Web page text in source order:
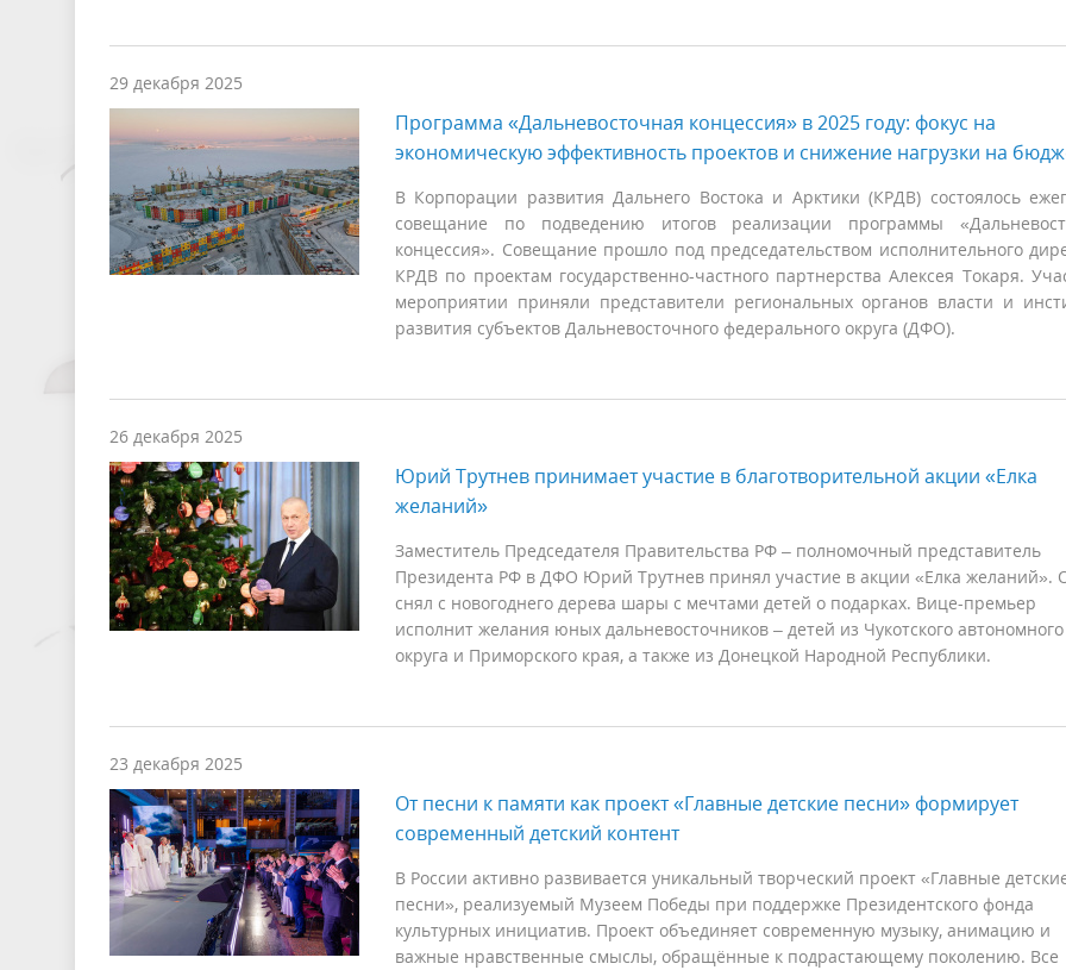
29 декабря 2025
Программа «Дальневосточная концессия» в 2025 году: фокус на
экономическую эффективность проектов и снижение нагрузки на
В Корпорации развития Дальнего Востока и Арктики (КРДВ) состоялось
совещание по подведению итогов реализации программы
концессия». Совещание прошло под председательством исполнительного
КРДВ по проектам государственно-частного партнерства Алексея Токаря.
мероприятии приняли представители региональных органов власти и
развития субъектов Дальневосточного федерального округа (ДФО).
26 декабря 2025
Юрий Трутнев принимает участие в благотворительной акции «Елка
желаний»
Заместитель Председателя Правительства РФ – полномочный представитель
Президента РФ в ДФО Юрий Трутнев принял участие в акции «Елка желаний».
снял с новогоднего дерева шары с мечтами детей о подарках. Вице-премьер
исполнит желания юных дальневосточников – детей из Чукотского автономного
округа и Приморского края, а также из Донецкой Народной Республики.
23 декабря 2025
От песни к памяти как проект «Главные детские песни» формирует
современный детский контент
В России активно развивается уникальный творческий проект «Главные
песни», реализуемый Музеем Победы при поддержке Президентского фонда
культурных инициатив. Проект объединяет современную музыку, анимацию и
важные нравственные смыслы, обращённые к подрастающему поколению. Все